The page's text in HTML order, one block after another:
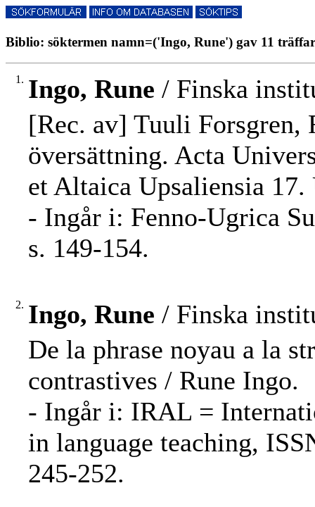
Biblio: söktermen namn=('Ingo, Rune') gav 11 träffar
1. Ingo, Rune / Finska
[Rec. av] Tuuli Forsgren,
översättning. Acta
et Altaica Upsaliensia
- Ingår i: Fenno-Ugrica
s. 149-154.
2. Ingo, Rune / Finska
De la phrase noyau a la
contrastives / Rune Ingo.
- Ingår i: IRAL =
in language teaching,
245-252.